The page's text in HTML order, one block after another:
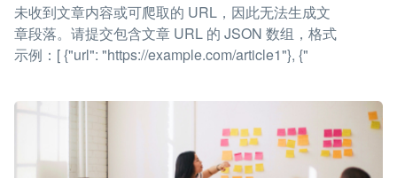
未收到文章内容或可爬取的 URL，因此无法生成文
章段落。请提交包含文章 URL 的 JSON 数组，格式
示例：[ {"url": "https://example.com/article1"}, {"